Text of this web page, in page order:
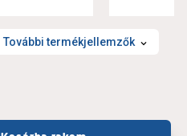
További termékjellemzők